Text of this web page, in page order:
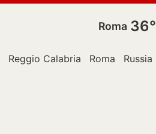
Roma 36°
Reggio Calabria Roma Russia